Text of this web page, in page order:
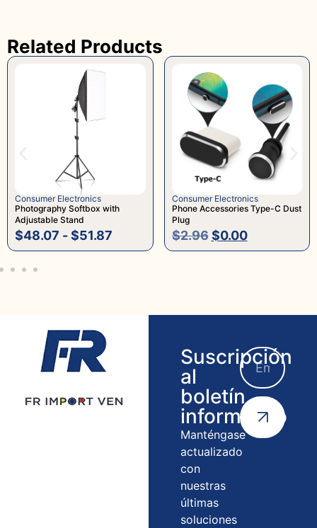
Related Products
Electronics
Softbox with
Stand
-$51.87
Consumer Electronics
Phone Accessories Type-C Dust
$0.00
Suscripción
al
boletín
informativo
Manténgase
actualizado
con
nuestras
últimas
soluciones